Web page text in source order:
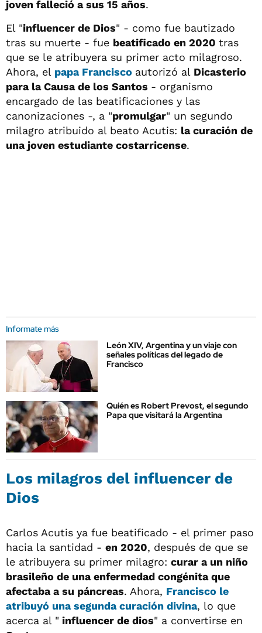
joven falleció a sus 15 años.
El "influencer de Dios" - como fue bautizado
tras su muerte - fue beatificado en 2020 tras
que se le atribuyera su primer acto milagroso.
Ahora, el papa Francisco autorizó al Dicasterio
para la Causa de los Santos - organismo
encargado de las beatificaciones y las
canonizaciones -, a "promulgar" un segundo
milagro atribuido al beato Acutis: la curación de
una joven estudiante costarricense.
Informate más
León XIV, Argentina y un viaje con
señales políticas del legado de
Francisco
Quién es Robert Prevost, el segundo
Papa que visitará la Argentina
Los milagros del influencer de
Dios
Carlos Acutis ya fue beatificado - el primer paso
hacia la santidad - en 2020, después de que se
le atribuyera su primer milagro: curar a un niño
brasileño de una enfermedad congénita que
afectaba a su páncreas. Ahora, Francisco le
atribuyó unasegunda curación divina, lo que
acerca al " influencer de dios" a convertirse en